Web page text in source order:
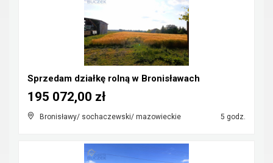
Sprzedam działkę rolną w Bronisławach
Bronisławy/ sochaczewski/ mazowieckie 5 godz.
195 072,00 zł